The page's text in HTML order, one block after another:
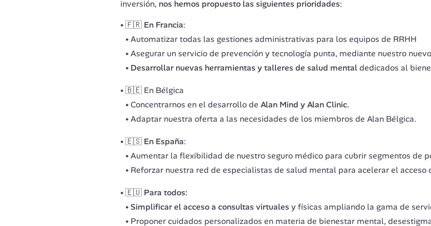
inversión, nos hemos propuesto las siguientes prioridades:
🇫🇷 En Francia:
Automatizar todas las gestiones administrativas para los equipos de RRHH
Asegurar un servicio de prevención y tecnología punta, mediante nuestro
Desarrollar nuevas herramientas y talleres de salud mentaldedicados al
🇧🇪 En Bélgica
Concentrarnos en el desarrollo de Alan Mind y Alan Clinic.
Adaptar nuestra oferta a las necesidades de los miembros de Alan Bélgica.
🇪🇸 En España:
Aumentar la flexibilidad de nuestro seguro médico para cubrir segmentos de
Reforzar nuestra red de especialistas de salud mental para acelerar el
🇪🇺 Para todos:
Simplificar el acceso a consultas virtualesy físicas ampliando la gama de
Proponer cuidados personalizados en materia de bienestar mental,